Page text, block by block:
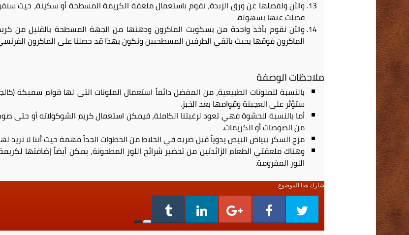
والآن ولفصلها عن ورق الزبدة، نقوم باستعمال ملعقة الكريمة المسطحة أو سكينة، حيث
فصلت عنها بسهولة.
والآن نقوم بأخذ واحدة من بسكويت الماكرون ودهنها من الجهة المسطحة بالقليل من
الماكرون فوقها بحيث ياتقي الطرفين المسطحيين ونكون بهذا قد حصلنا على الماكرون
ملاحظات الوصفة
بالنسبة للملونات الطبيعية، من المفضل دائماً استعمال الملونات التي لها قوام سميكة
ستؤثر على العجينة وقوامها بعد الخبز.
أما بالنسبة للحشوة فهي تعود لرغبتنا الكاملة، فيمكن استعمال كريم الشوكولاته أو حتى
من الصوصات أو الكريمات.
مزج السكر ببياض البيض يدوياً قبل ضربه في الخلاط من الخطوات الجداً مهمة حيث أننا لا نريد
وهناك ملعقتي الطعام الزائدتين من تحضير شرائح اللوز المطحونة، يمكن أيضاً إضافتها
اللوز المفرومة.
شارك هذا الموضوع